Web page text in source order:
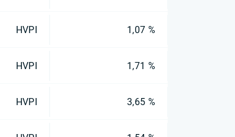
HVPI 1,07 %
HVPI 1,71 %
HVPI 3,65 %